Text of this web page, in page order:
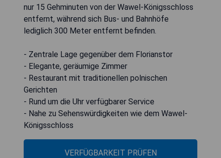
nur 15 Gehminuten von der Wawel-Königsschloss
entfernt, während sich Bus- und Bahnhöfe
lediglich 300 Meter entfernt befinden.
- Zentrale Lage gegenüber dem Florianstor
- Elegante, geräumige Zimmer
- Restaurant mit traditionellen polnischen
Gerichten
- Rund um die Uhr verfügbarer Service
- Nahe zu Sehenswürdigkeiten wie dem Wawel-
Königsschloss
VERFÜGBARKEIT PRÜFEN